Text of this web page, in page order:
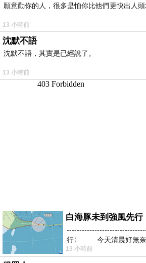
願意勸你的人，很多是怕你比他們更快出人頭
13 小時前
沈默不語
沈默不語，其實是已經說了。
13 小時前
白海豚未到強風先行
行〉 今天清晨好無奈
13 小時前